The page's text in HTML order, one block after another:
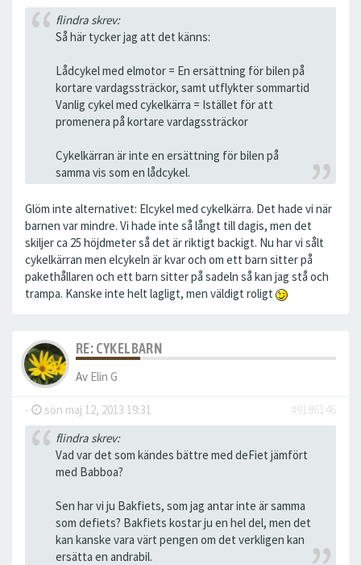
flindra skrev:
Så här tycker jag att det känns:
Lådcykel med elmotor = En ersättning för bilen på
kortare vardagssträckor, samt utflykter sommartid
Vanlig cykel med cykelkärra = Istället för att
promenera på kortare vardagssträckor
Cykelkärran är inte en ersättning för bilen på
samma vis som en lådcykel.
Glöm inte alternativet: Elcykel med cykelkärra. Det hade vi när
barnen var mindre. Vi hade inte så långt till dagis, men det
skiljer ca 25 höjdmeter så det är riktigt backigt. Nu har vi sålt
cykelkärran men elcykeln är kvar och om ett barn sitter på
pakethållaren och ett barn sitter på sadeln så kan jag stå och
trampa. Kanske inte helt lagligt, men väldigt roligt
RE: CYKELBARN
Av Elin G
- sön maj 12, 2013 19:31
#9186146
flindra skrev:
Vad var det som kändes bättre med deFiet jämfört
med Babboa?
Sen har vi ju Bakfiets, som jag antar inte är samma
som defiets? Bakfiets kostar ju en hel del, men det
kan kanske vara värt pengen om det verkligen kan
ersätta en andrabil.